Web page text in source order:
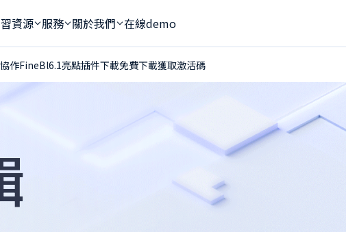
工廠解決方案
務解決方案
資源
習計畫
FineReport和FineBI有什麼區別?
FineBI 和PowerBI 有什麼區別
FineBI和Tableau有什麼區別
什麼是BI商業智慧工具？
服務 關於我們 在線demo
作FineBl6.1亮點插件下載免費下載獲取激活碼